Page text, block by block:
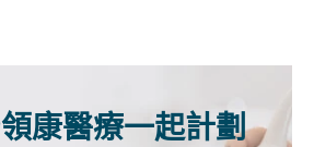
康醫療一起計劃